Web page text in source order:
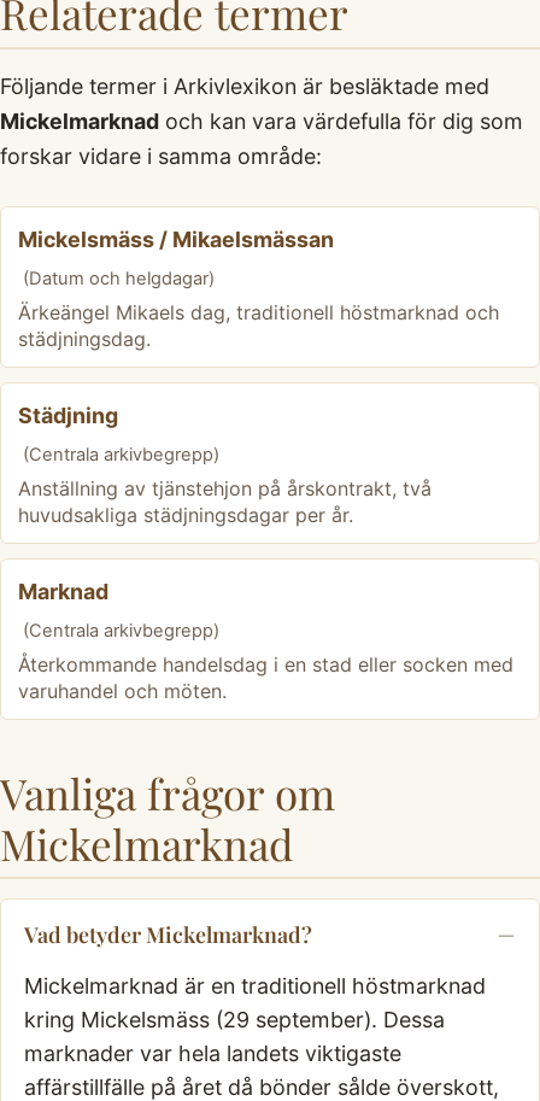
Relaterade termer
Följande termer i Arkivlexikon är besläktade med
Mickelmarknad och kan vara värdefulla för dig som
forskar vidare i samma område:
Mickelsmäss / Mikaelsmässan
(Datum och helgdagar)
Ärkeängel Mikaels dag, traditionell höstmarknad och
städjningsdag.
Städjning
(Centrala arkivbegrepp)
Anställning av tjänstehjon på årskontrakt, två
huvudsakliga städjningsdagar per år.
Marknad
(Centrala arkivbegrepp)
Återkommande handelsdag i en stad eller socken med
varuhandel och möten.
Vanliga frågor om
Mickelmarknad
Vad betyder Mickelmarknad?
Mickelmarknad är en traditionell höstmarknad
kring Mickelsmäss (29 september). Dessa
marknader var hela landets viktigaste
affärstillfälle på året då bönder sålde överskott,